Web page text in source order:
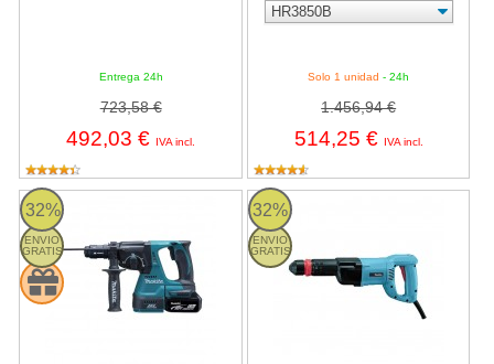
Entrega 24h
723,58 €
492,03 € IVA incl.
Solo 1 unidad - 24h
1.456,94 €
514,25 € IVA incl.
32%
ENVIO
GRATIS
Martillo ligero Makita DHR243 BL 18V LXT 24mm
32%
ENVIO
GRATIS
Martillo Picador Makita HK0500